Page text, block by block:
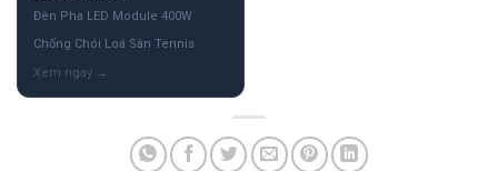
Đèn Pha LED Module 400W
Chống Chói Loá Sân Tennis